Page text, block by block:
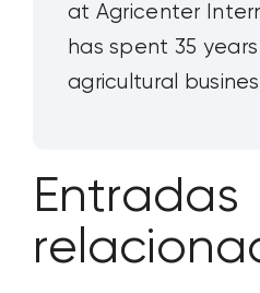
at Agricenter
has spent 35
agricultural
Entradas